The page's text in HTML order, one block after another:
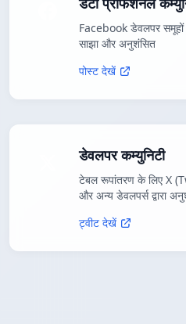
Facebook डेवलपर समूहों
साझा और अनुशंसित
पोस्ट देखें
डेवलपर कम्युनिटी
टेबल रूपांतरण के लिए X
और अन्य डेवलपर्स द्वारा
ट्वीट देखें